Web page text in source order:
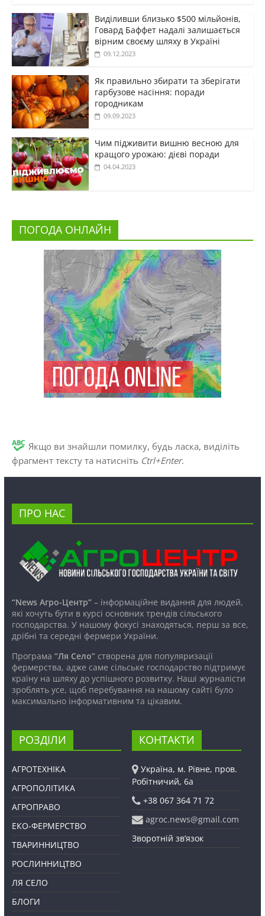
Виділивши близько $500 мільйонів,
Говард Баффет надалі залишається
вірним своєму шляху в Україні
09.12.2023
Як правильно збирати та зберігати
гарбузове насіння: поради
городникам
09.09.2023
Чим підживити вишню весною для
кращого урожаю: дієві поради
04.04.2023
ПОГОДА ОНЛАЙН
Якщо ви знайшли помилку, будь ласка, виділіть
фрагмент тексту та натисніть Ctrl+Enter.
ПРО НАС
“News Агро-Центр”– інформаційне видання для людей,
які хочуть бути в курсі основних трендів сільського
господарства. У нашому фокусі знаходяться, перш за все,
дрібні та середні фермери України.
Програма “Ля Село”створена для популяризації
фермерства, адже саме сільське господарство підтримує
країну на шляху до успішного розвитку. Наші журналісти
зроблять усе, щоб перебування на нашому сайті було
максимально інформативним та цікавим.
РОЗДІЛИ
АГРОТЕХНІКА
АГРОПОЛІТИКА
АГРОПРАВО
ЕКО-ФЕРМЕРСТВО
ТВАРИННИЦТВО
РОСЛИННИЦТВО
ЛЯ СЕЛО
БЛОГИ
КОНТАКТИ
Україна, м. Рівне, пров.
Робітничий, 6а
+38 067 364 71 72
agroc.news@gmail.com
Зворотній зв’язок